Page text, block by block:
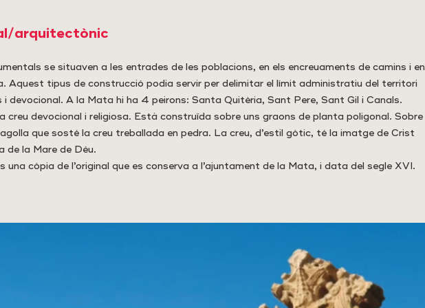
arquitectònic
se situaven a les entrades de les poblacions, en els encreuaments de camins i en
Aquest tipus de construcció podia servir per delimitar el límit administratiu del territori
i devocional. A la Mata hi ha 4 peirons: Santa Quitèria, Sant Pere, Sant Gil i Canals.
creu devocional i religiosa. Està construïda sobre uns graons de planta poligonal. Sobre
que sosté la creu treballada en pedra. La creu, d’estil gòtic, té la imatge de Crist
de la Mare de Déu.
una còpia de l’original que es conserva a l’ajuntament de la Mata, i data del segle XVI.